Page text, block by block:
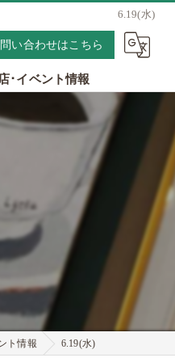
6.19(水)
い合わせはこちら
･イベント情報
ト情報 6.19(水)